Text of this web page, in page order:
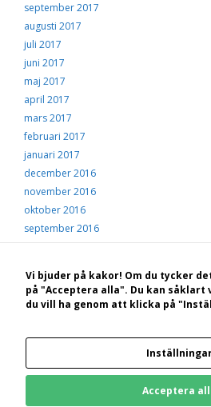
september 2017
augusti 2017
juli 2017
juni 2017
maj 2017
april 2017
mars 2017
februari 2017
januari 2017
december 2016
november 2016
oktober 2016
september 2016
augusti 2016
juni 2016
maj 2016
mars 2016
januari 2016
Vi bjuder på kakor! Om du tycker
på "Acceptera alla". Du kan
du vill ha genom att klicka på
Acceptera